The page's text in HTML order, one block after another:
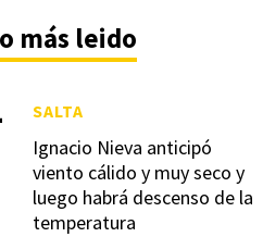
más leido
Ignacio Nieva anticipó
viento cálido y muy seco y
luego habrá descenso de la
temperatura
SALTA